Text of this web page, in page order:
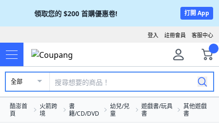
領取您的 $200 首購優惠卷! 打開 App
客服中心
註冊會員
登入
全部
酷澎首
頁
火箭跨
境
書
籍/CD/DVD
幼兒/兒
童
遊戲書/玩具
書
其他遊戲
書